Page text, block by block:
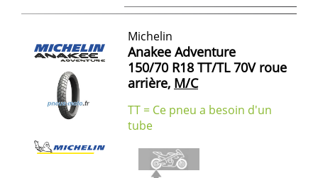
Michelin
Anakee Adventure
150/70 R18 TT/TL 70V roue
arrière, M/C
TT = Ce pneu a besoin d'un
tube